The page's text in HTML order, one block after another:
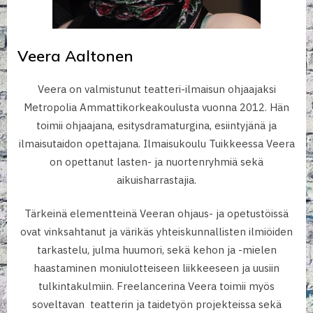
Veera Aaltonen
Veera on valmistunut teatteri-ilmaisun ohjaajaksi
Metropolia Ammattikorkeakoulusta vuonna 2012. Hän
toimii ohjaajana, esitysdramaturgina, esiintyjänä ja
ilmaisutaidon opettajana. Ilmaisukoulu Tuikkeessa Veera
on opettanut lasten- ja nuortenryhmiä sekä
aikuisharrastajia.
Tärkeinä elementteinä Veeran ohjaus- ja opetustöissä
ovat vinksahtanut ja värikäs yhteiskunnallisten ilmiöiden
tarkastelu, julma huumori, sekä kehon ja -mielen
haastaminen moniulotteiseen liikkeeseen ja uusiin
tulkintakulmiin. Freelancerina Veera toimii myös
soveltavan teatterin ja taidetyön projekteissa sekä